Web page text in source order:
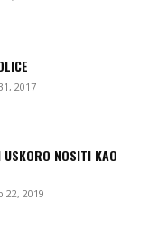
2017
NOSITI KAO
22, 2019